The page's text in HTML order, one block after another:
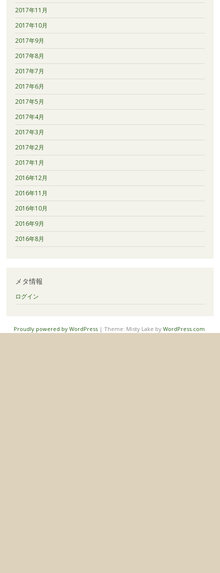
2017年11月
2017年10月
2017年9月
2017年8月
2017年7月
2017年6月
2017年5月
2017年4月
2017年3月
2017年2月
2017年1月
2016年12月
2016年11月
2016年10月
2016年9月
2016年8月
メタ情報
ログイン
Proudly powered by WordPress | Theme: Misty Lake by WordPress.com.